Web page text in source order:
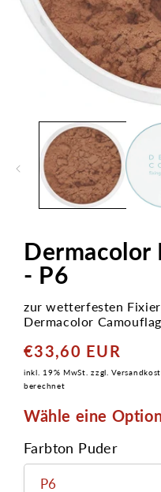
Dermacolor
- P6
zur wetterfesten
Dermacolor
Normaler
Preis
€33,60 EUR
inkl. 19% MwSt. zzgl.
berechnet
Wähle eine
Farbton Puder